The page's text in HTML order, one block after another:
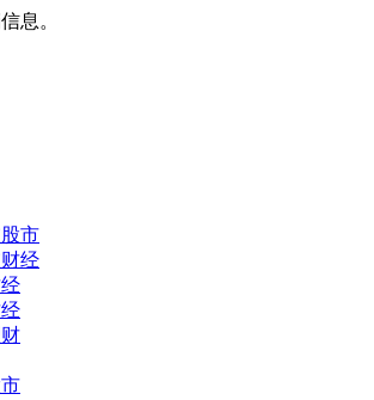
息。
市
经